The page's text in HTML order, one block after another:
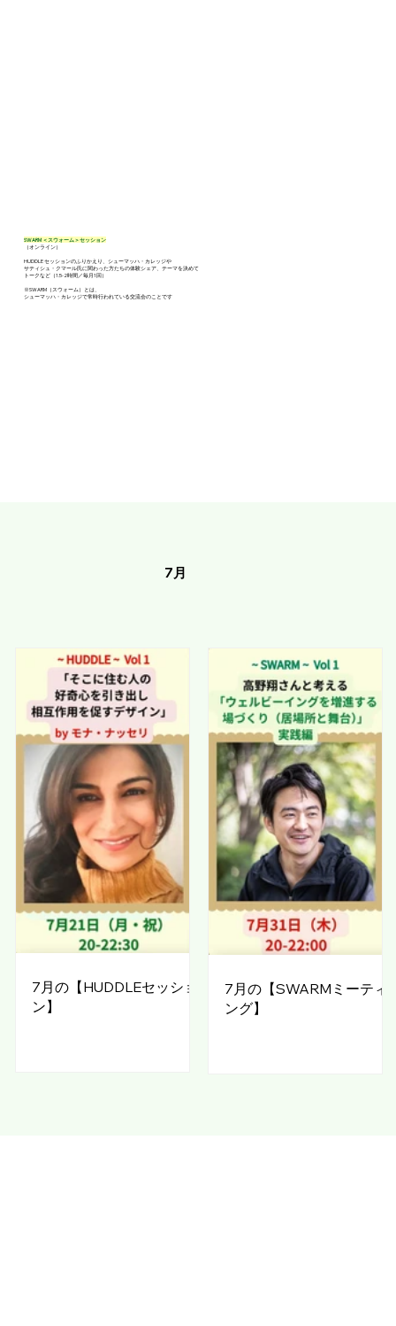
SWARM ＜スウォーム＞セッション
（オンライン）
HUDDLE セッションのふりかえり、シューマッハ・カレッジや
サティシュ・クマール氏に関わった方たちの体験シェア、テーマを決めて
トークなど（1.5-2時間／毎月1回）
※SWARM（スウォーム）とは、
シューマッハ・カレッジで常時行われている交流会のことです
7月
7月の【HUDDLEセッショ
ン】
7月の【SWARMミーティ
ング】